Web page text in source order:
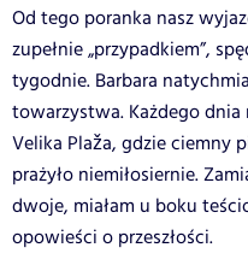
Od tego poranka nasz
zupełnie „przypadkiem”,
tygodnie. Barbara
towarzystwa. Każdego
Velika Plaža, gdzie ciemny
prażyło niemiłosiernie.
dwoje, miałam u boku
opowieści o przeszłości.